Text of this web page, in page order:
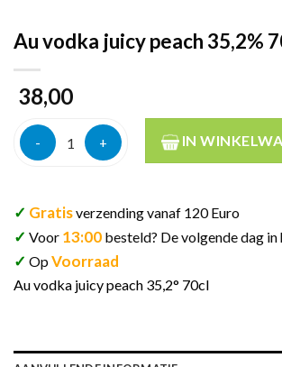
Au vodka juicy peach 35,2%
38,00
Au vodka juicy peach 35,2% 70cl aantal
IN
✓ Gratisverzending vanaf 120 Euro
✓ Voor 13:00 besteld? De volgende dag in
✓ OpVoorraad
Au vodka juicy peach 35,2° 70cl